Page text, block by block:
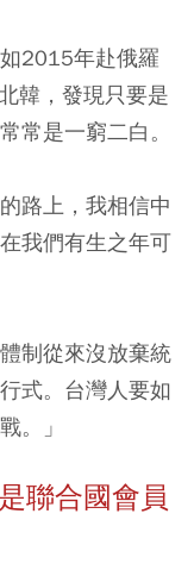
2015年赴俄羅
韓 ，發現只要是
常是一窮二白。
路上，我相信中
我們有生之年可
制從來沒放棄統
式。台灣人要如
。」
聯合國會員